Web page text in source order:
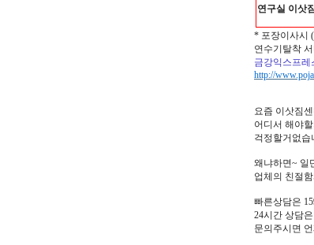
연구실 이삿짐
* 포장이사시
연수기탈착
금강익스프레
http://
요즘 이삿짐
어디서 해야
걱정할거없습
왜냐하면~ 일
업체의 친절
빠른상담은
24시간 상담은
문의주시면